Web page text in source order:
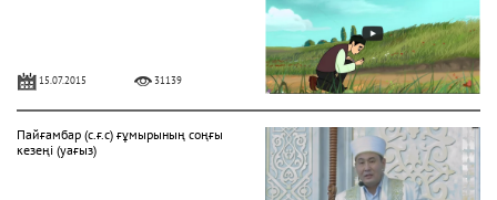
15.07.2015 31139
Пайғамбар (с.ғ.с) ғұмырының соңғы
кезеңі (уағыз)